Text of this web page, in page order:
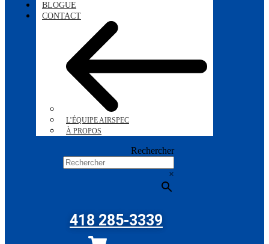
BLOGUE
CONTACT
L’ÉQUIPE AIRSPEC
À PROPOS
Rechercher
×
418 285-3339